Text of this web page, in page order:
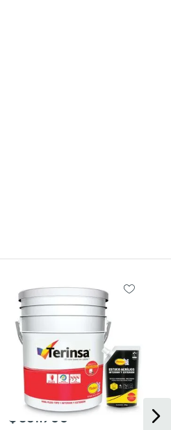
$ 351.900